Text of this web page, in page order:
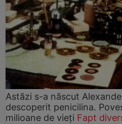
Astăzi s-a născut
descoperit penicilina.
milioane de vieți Fapt